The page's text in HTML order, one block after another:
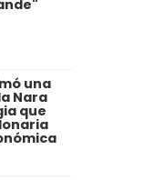
una
Nara
que